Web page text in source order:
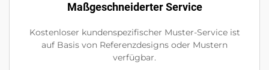
Maßgeschneiderter Service
Kostenloser kundenspezifischer Muster-Service ist
auf Basis von Referenzdesigns oder Mustern
verfügbar.